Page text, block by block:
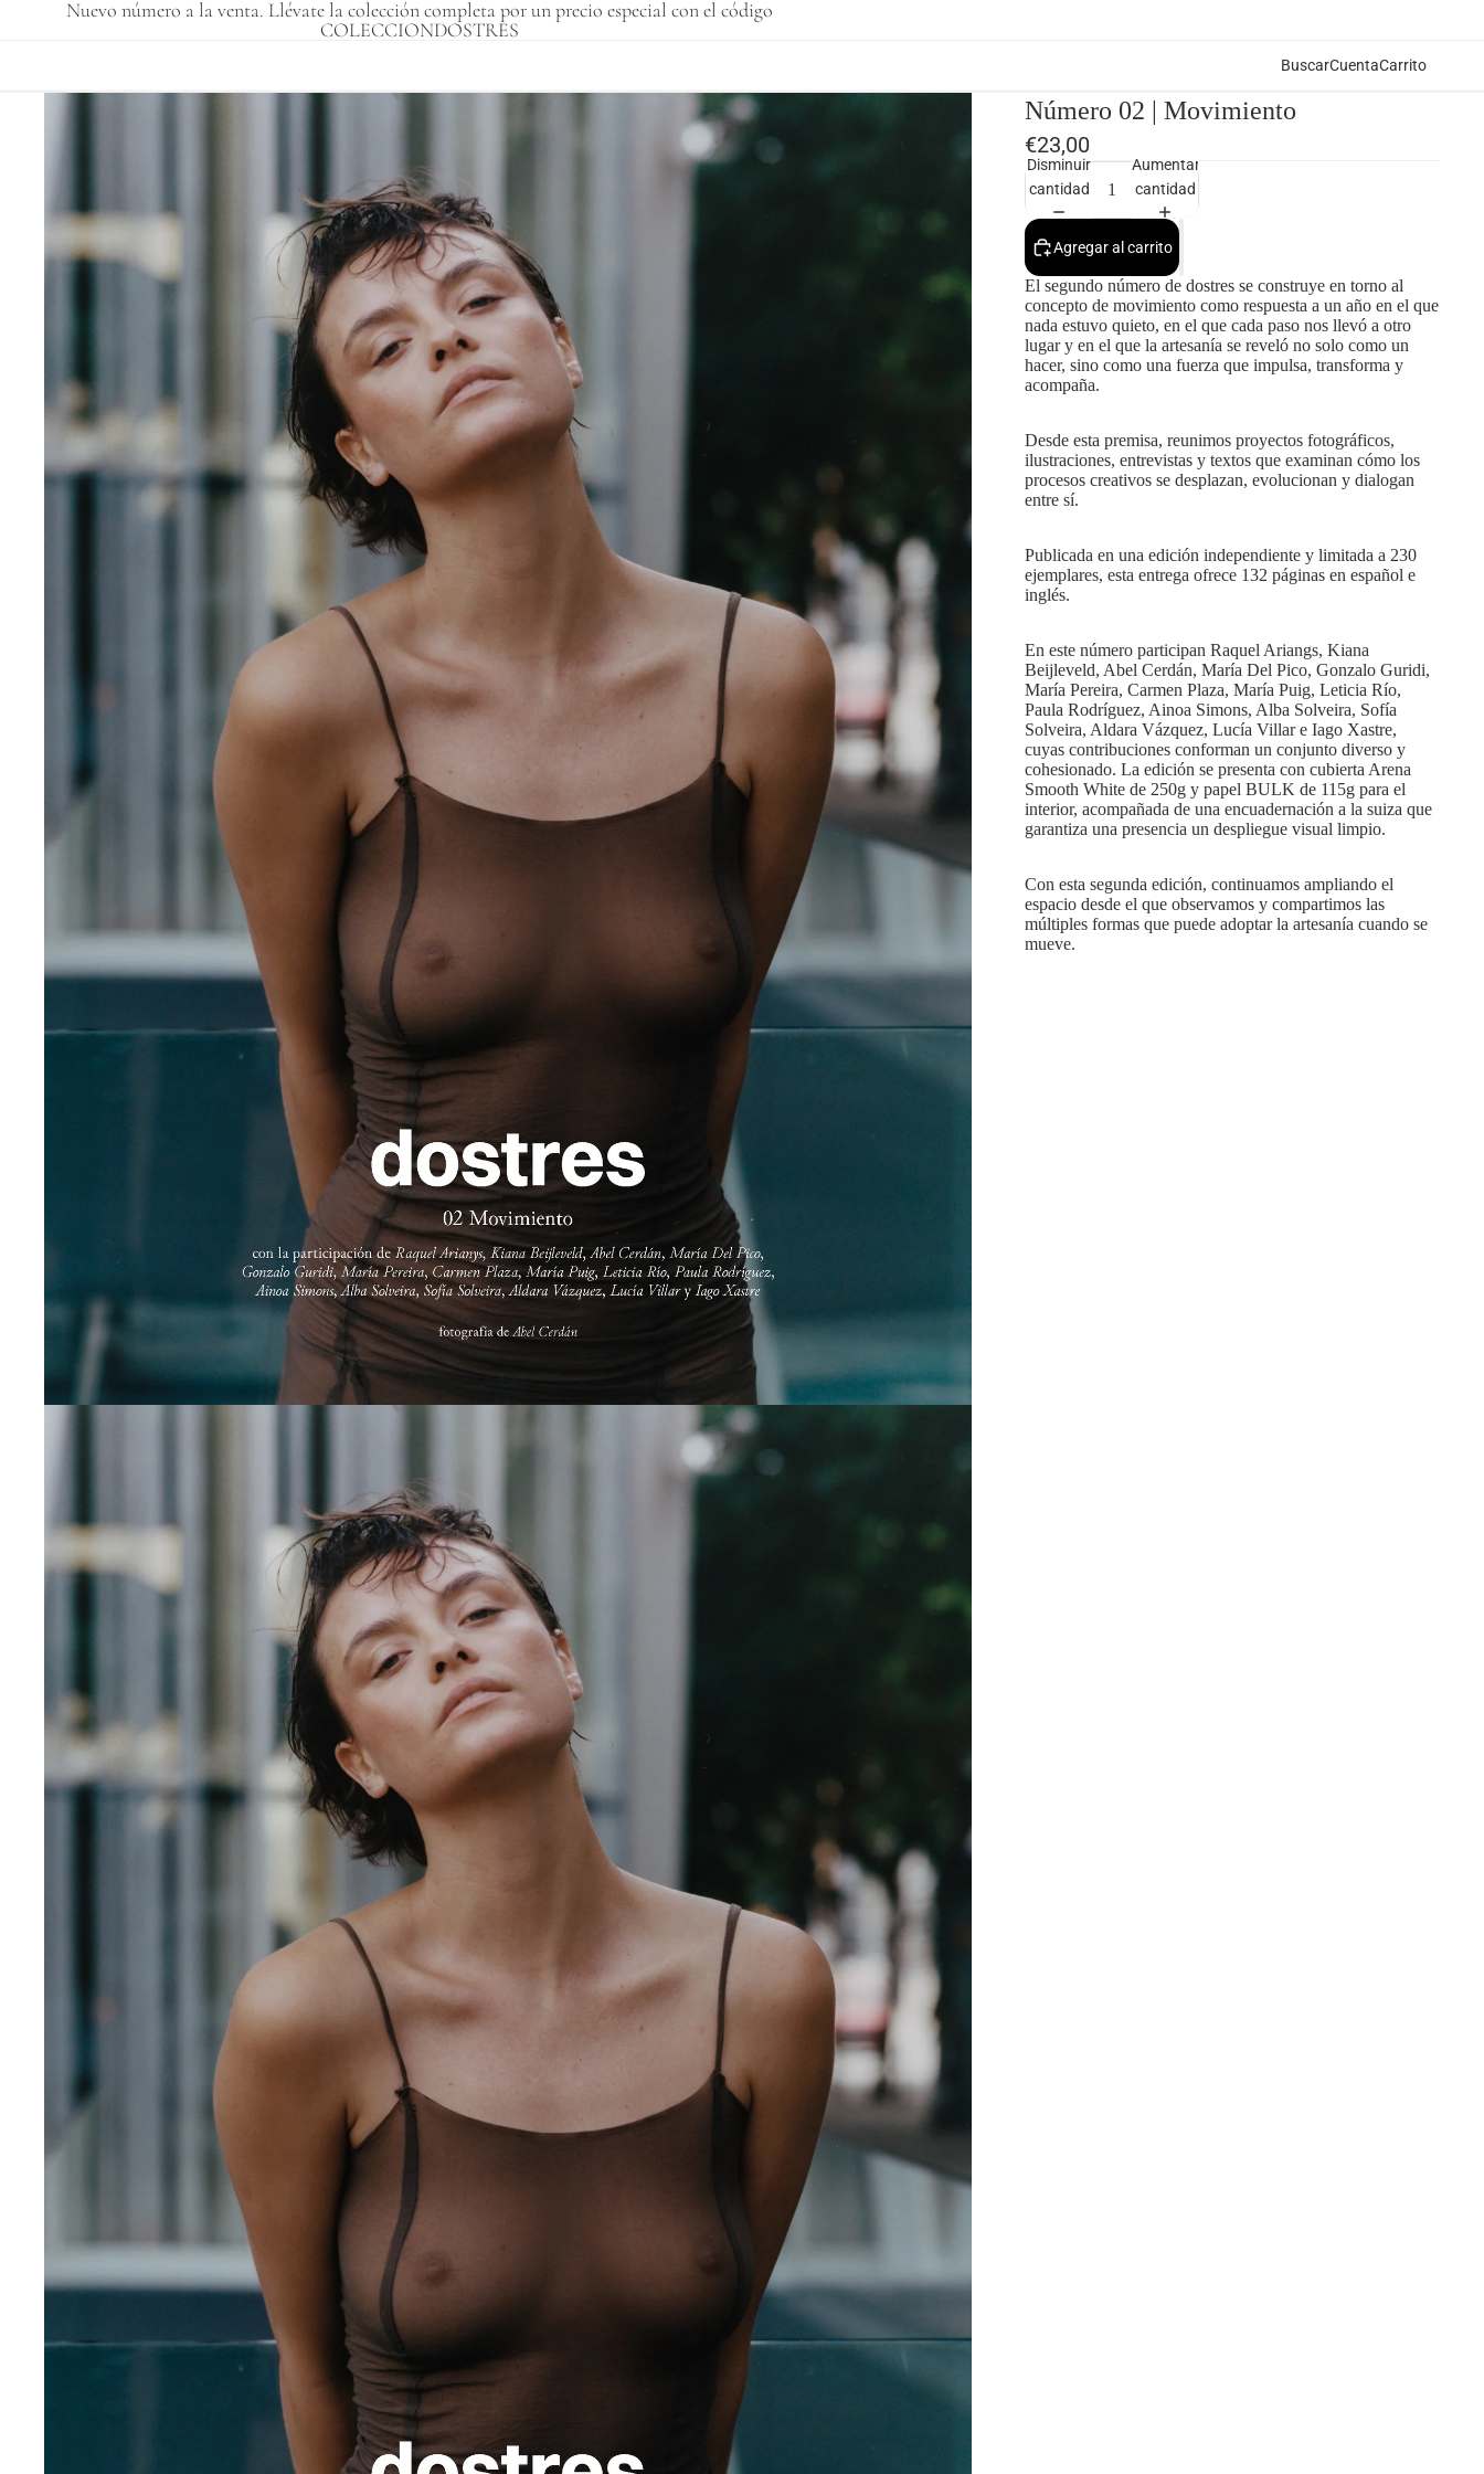
Nuevo número a la venta. Llévate la colección completa por un precio especial con el código
COLECCIONDOSTRES
BuscarCuentaCarrito
Número 02 | Movimiento
€23,00
Disminuir
cantidad
Aumentar
cantidad
Agregar al carrito
El segundo número de dostres se construye en torno al
concepto de movimiento como respuesta a un año en el que
nada estuvo quieto, en el que cada paso nos llevó a otro
lugar y en el que la artesanía se reveló no solo como un
hacer, sino como una fuerza que impulsa, transforma y
acompaña.
Desde esta premisa, reunimos proyectos fotográficos,
ilustraciones, entrevistas y textos que examinan cómo los
procesos creativos se desplazan, evolucionan y dialogan
entre sí.
Publicada en una edición independiente y limitada a 230
ejemplares, esta entrega ofrece 132 páginas en español e
inglés.
En este número participan Raquel Ariangs, Kiana
Beijleveld, Abel Cerdán, María Del Pico, Gonzalo Guridi,
María Pereira, Carmen Plaza, María Puig, Leticia Río,
Paula Rodríguez, Ainoa Simons, Alba Solveira, Sofía
Solveira, Aldara Vázquez, Lucía Villar e Iago Xastre,
cuyas contribuciones conforman un conjunto diverso y
cohesionado. La edición se presenta con cubierta Arena
Smooth White de 250g y papel BULK de 115g para el
interior, acompañada de una encuadernación a la suiza que
garantiza una presencia un despliegue visual limpio.
Con esta segunda edición, continuamos ampliando el
espacio desde el que observamos y compartimos las
múltiples formas que puede adoptar la artesanía cuando se
mueve.